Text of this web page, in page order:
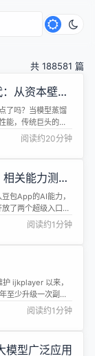
共 188581 篇
从资本壁垒
了吗？当模型蒸馏
能，传统巨头的商
天为大家带来的文
求索（DeepSeek）
正在颠覆 AI 经济的
革新性训练方案：
阅读约20分钟
关能力测试
包App的AI能力，
了两个超级入口，
评论、转发等功能处
抖音App的消息列
音，抖音相关负责人
阅读约1分钟
ijkplayer 以来，
至少升级一次副版
方声明说提升了性
的依赖 - 修复了一
阅读约1分钟
模型广泛应用